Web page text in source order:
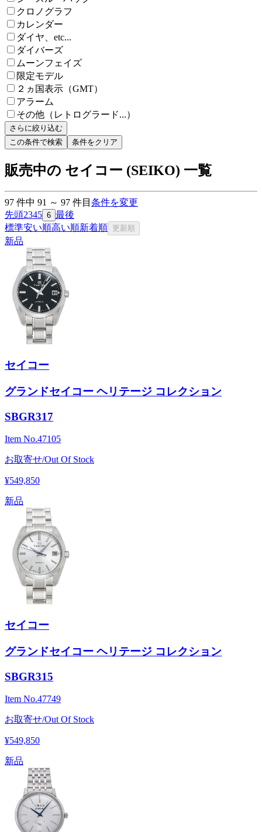
クロノグラフ
カレンダー
ダイヤ、etc...
ダイバーズ
ムーンフェイズ
限定モデル
２ヵ国表示（GMT）
アラーム
その他（レトログラード...）
さらに絞り込む
この条件で検索
条件をクリア
販売中の セイコー (SEIKO) 一覧
97 件中 91 ～ 97 件目 条件を変更
先頭2345 6 最後
標準安い順高い順新着順 更新順
新品
セイコー
グランドセイコー ヘリテージ コレクション
SBGR317
Item No.47105
お取寄せ/Out Of Stock
¥549,850
新品
セイコー
グランドセイコー ヘリテージ コレクション
SBGR315
Item No.47749
お取寄せ/Out Of Stock
¥549,850
新品